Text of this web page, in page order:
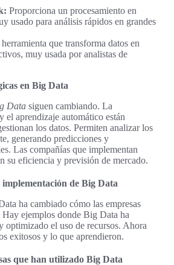
Proporciona un procesamiento en
usado para análisis rápidos en grandes
que transforma datos en
muy usada por analistas de
en Big Data
Data siguen cambiando. La
el aprendizaje automático están
los datos. Permiten analizar los
generando predicciones y
Las compañías que implementan
su eficiencia y previsión de mercado.
implementación de Big Data
ha cambiado cómo las empresas
ejemplos donde Big Data ha
optimizado el uso de recursos. Ahora
exitosos y lo que aprendieron.
que han utilizado Big Data